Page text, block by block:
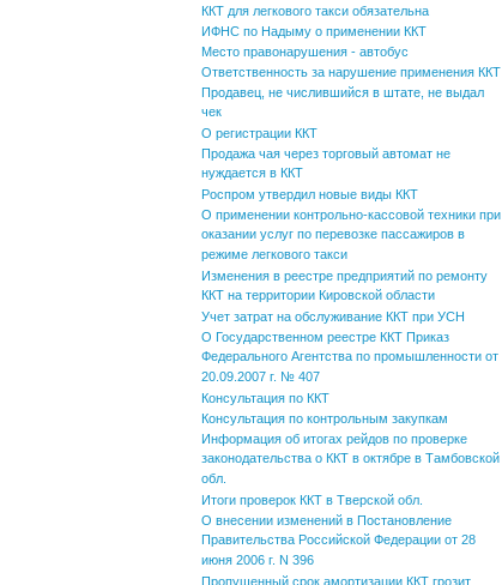
ККТ для легкового такси обязательна
ИФНС по Надыму о применении ККТ
Место правонарушения - автобус
Ответственность за нарушение применения ККТ
Продавец, не числившийся в штате, не выдал
чек
О регистрации ККТ
Продажа чая через торговый автомат не
нуждается в ККТ
Роспром утвердил новые виды ККТ
О применении контрольно-кассовой техники при
оказании услуг по перевозке пассажиров в
режиме легкового такси
Изменения в реестре предприятий по ремонту
ККТ на территории Кировской области
Учет затрат на обслуживание ККТ при УСН
О Государственном реестре ККТ Приказ
Федерального Агентства по промышленности от
20.09.2007 г. № 407
Консультация по ККТ
Консультация по контрольным закупкам
Информация об итогах рейдов по проверке
законодательства о ККТ в октябре в Тамбовской
обл.
Итоги проверок ККТ в Тверской обл.
О внесении изменений в Постановление
Правительства Российской Федерации от 28
июня 2006 г. N 396
Пропущенный срок амортизации ККТ грозит